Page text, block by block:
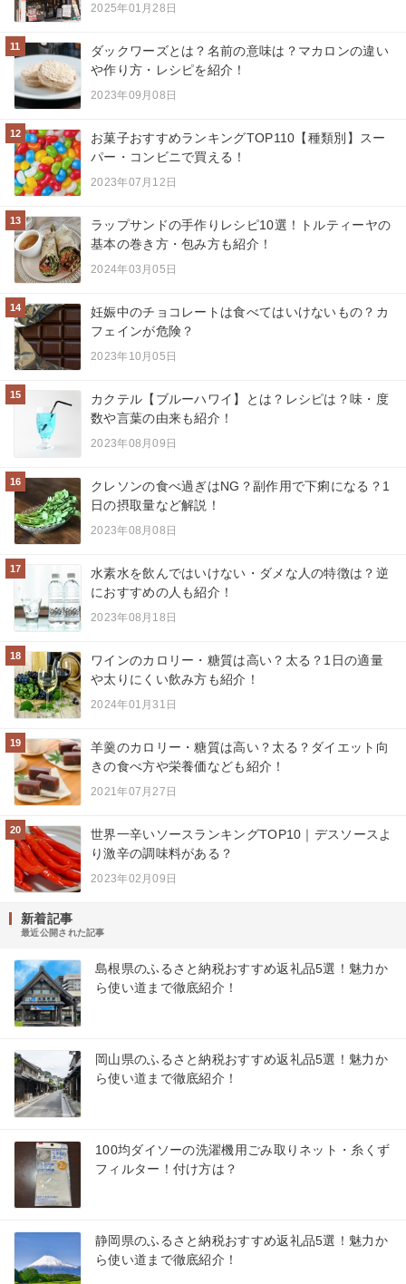
2025年01月28日
11
ダックワーズとは？名前の意味は？マカロンの違い
や作り方・レシピを紹介！
2023年09月08日
12
お菓子おすすめランキングTOP110【種類別】スー
パー・コンビニで買える！
2023年07月12日
13
ラップサンドの手作りレシピ10選！トルティーヤの
基本の巻き方・包み方も紹介！
2024年03月05日
14
妊娠中のチョコレートは食べてはいけないもの？カ
フェインが危険？
2023年10月05日
15
カクテル【ブルーハワイ】とは？レシピは？味・度
数や言葉の由来も紹介！
2023年08月09日
16
クレソンの食べ過ぎはNG？副作用で下痢になる？1
日の摂取量など解説！
2023年08月08日
17
水素水を飲んではいけない・ダメな人の特徴は？逆
におすすめの人も紹介！
2023年08月18日
18
ワインのカロリー・糖質は高い？太る？1日の適量
や太りにくい飲み方も紹介！
2024年01月31日
19
羊羹のカロリー・糖質は高い？太る？ダイエット向
きの食べ方や栄養価なども紹介！
2021年07月27日
20
世界一辛いソースランキングTOP10｜デスソースよ
り激辛の調味料がある？
2023年02月09日
新着記事
最近公開された記事
島根県のふるさと納税おすすめ返礼品5選！魅力か
ら使い道まで徹底紹介！
岡山県のふるさと納税おすすめ返礼品5選！魅力か
ら使い道まで徹底紹介！
100均ダイソーの洗濯機用ごみ取りネット・糸くず
フィルター！付け方は？
静岡県のふるさと納税おすすめ返礼品5選！魅力か
ら使い道まで徹底紹介！